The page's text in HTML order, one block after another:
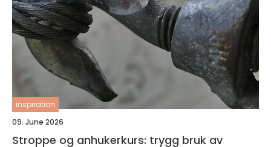
inspiration
09. June 2026
Stroppe og anhukerkurs: trygg bruk av